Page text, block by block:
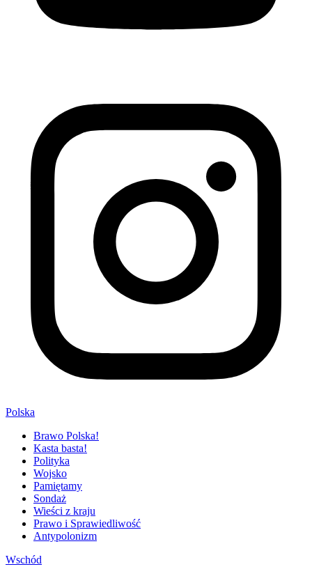
Polska
Brawo Polska!
Kasta basta!
Polityka
Wojsko
Pamiętamy
Sondaż
Wieści z kraju
Prawo i Sprawiedliwość
Antypolonizm
Wschód